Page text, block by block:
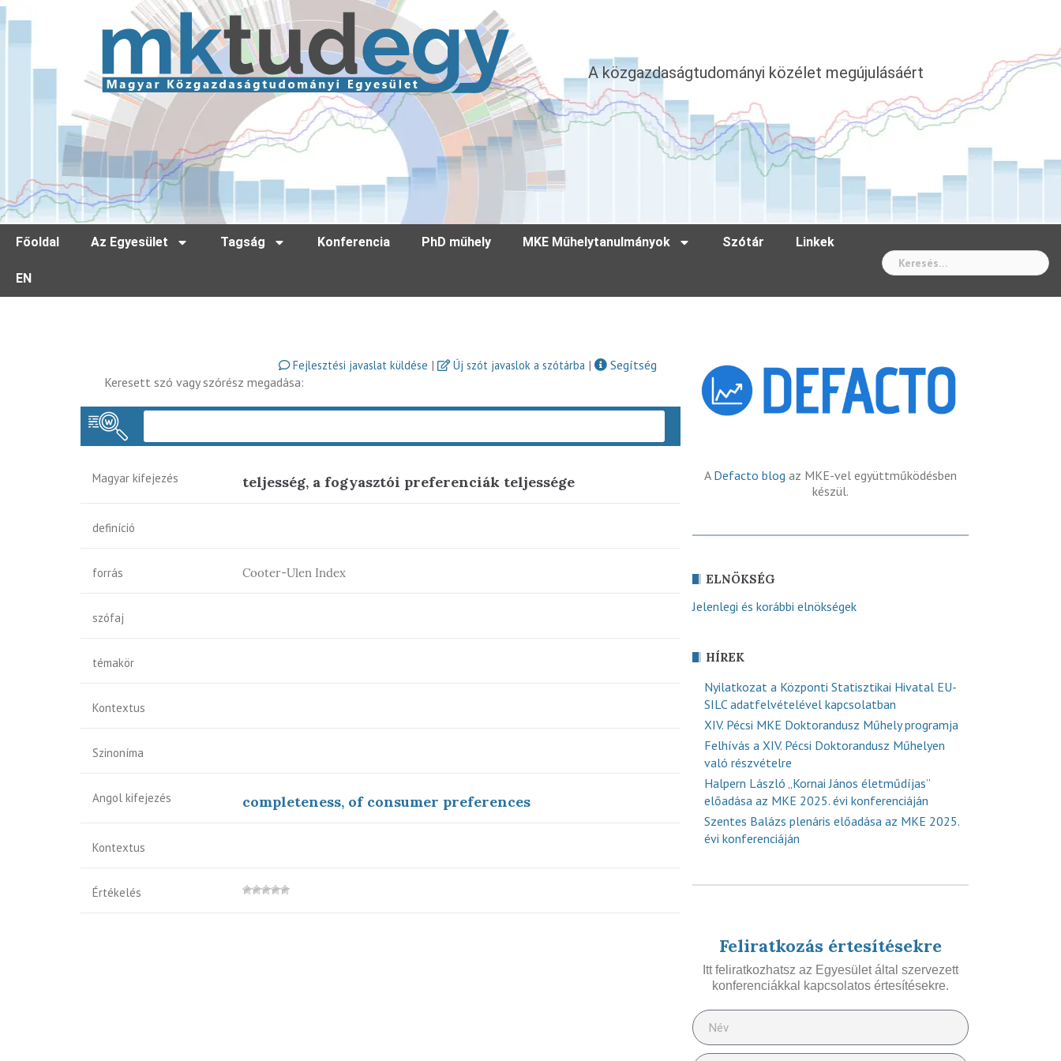
A közgazdaságtudományi közélet megújulásáért
Főoldal Az Egyesület Tagság Konferencia PhD műhely MKE Műhelytanulmányok Szótár Linkek
EN
Fejlesztési javaslat küldése | Új szót javaslok a szótárba |
Segítség
Keresett szó vagy szórész megadása:
Magyar kifejezés teljesség, a fogyasztói preferenciák teljessége
definíció
forrás Cooter-Ulen Index
szófaj
témakör
Kontextus
Szinoníma
Angol kifejezés completeness, of consumer preferences
Kontextus
Értékelés
A Defacto blog az MKE-vel együttműködésben
készül.
ELNÖKSÉG
Jelenlegi és korábbi elnökségek
HÍREK
Nyilatkozat a Központi Statisztikai Hivatal EU-
SILC adatfelvételével kapcsolatban
XIV. Pécsi MKE Doktorandusz Műhely programja
Felhívás a XIV. Pécsi Doktorandusz Műhelyen
való részvételre
Halpern László „Kornai János életműdíjas”
előadása az MKE 2025. évi konferenciáján
Szentes Balázs plenáris előadása az MKE 2025.
évi konferenciáján
Feliratkozás értesítésekre
Itt feliratkozhatsz az Egyesület által szervezett
konferenciákkal kapcsolatos értesítésekre.